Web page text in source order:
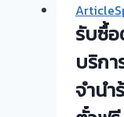
รับซื้
บริกา
จำนำ